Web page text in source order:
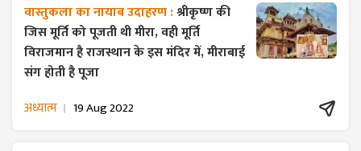
वास्तुकला का नायाब उदाहरण :श्रीकृष्ण की
जिस मूर्ति को पूजती थी मीरा, वही मूर्ति
विराजमान है राजस्थान के इस मंदिर में, मीराबाई
संग होती है पूजा
अध्यात्म 19 Aug 2022